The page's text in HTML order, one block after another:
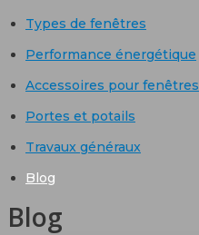
Types de fenêtres
Performance énergétique
Accessoires pour fenêtres
Portes et potails
Travaux généraux
Blog
Blog